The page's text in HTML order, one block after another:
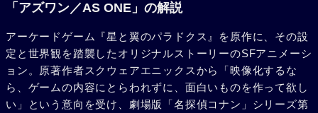
「アズワン／AS ONE」の解説
アーケードゲーム『星と翼のパラドクス』を原作に、その設
定と世界観を踏襲したオリジナルストーリーのSFアニメーシ
ョン。原著作者スクウェアエニックスから「映像化するな
ら、ゲームの内容にとらわれずに、面白いものを作って欲し
い」という意向を受け、劇場版「名探偵コナン」シリーズ第